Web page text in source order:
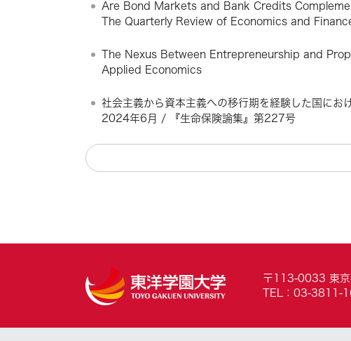
Are Bond Markets and Bank Credits
The Quarterly Review of Economics and
The Nexus Between Entrepreneurship and
Applied Economics
社会主義から資本主義への移行期を経験した国に
2024年6月 / 『生命保険論集』第227号
〒113-0033 東
TEL：03-3811-